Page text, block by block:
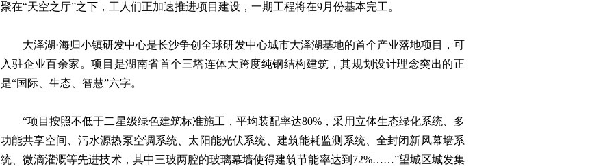
聚在“天空之厅”之下，工人们正加速推进项目建设，一期工程将在9月份基本完工。
大泽湖·海归小镇研发中心是长沙争创全球研发中心城市大泽湖基地的首个产业落地项目，可
入驻企业百余家。项目是湖南省首个三塔连体大跨度纯钢结构建筑，其规划设计理念突出的正
是“国际、生态、智慧”六字。
“项目按照不低于二星级绿色建筑标准施工，平均装配率达80%，采用立体生态绿化系统、多
功能共享空间、污水源热泵空调系统、太阳能光伏系统、建筑能耗监测系统、全封闭新风幕墙系
统、微滴灌溉等先进技术，其中三玻两腔的玻璃幕墙使得建筑节能率达到72%……”望城区城发集